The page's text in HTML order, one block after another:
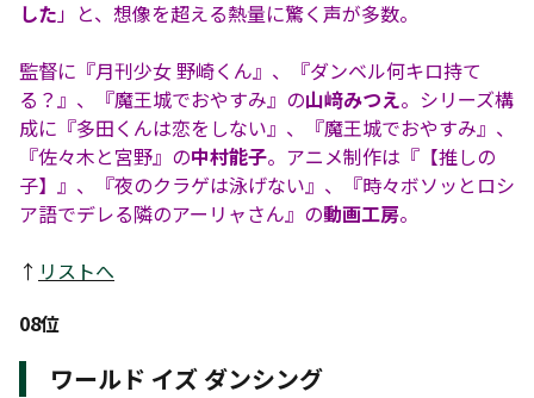
した」と、想像を超える熱量に驚く声が多数。
監督に『月刊少女 野崎くん』、『ダンベル何キロ持て
る？』、『魔王城でおやすみ』の山﨑みつえ。シリーズ構
成に『多田くんは恋をしない』、『魔王城でおやすみ』、
『佐々木と宮野』の中村能子。アニメ制作は『【推しの
子】』、『夜のクラゲは泳げない』、『時々ボソッとロシ
ア語でデレる隣のアーリャさん』の動画工房。
↑ リストへ
08位
ワールド イズ ダンシング